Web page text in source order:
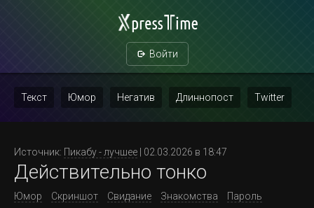
Войти
Текст Юмор Негатив Длиннопост Twitter
Повтор
Источник: Пикабу - лучшее | 02.03.2026 в 18:47
Действительно тонко
Юмор Скриншот Свидание Знакомства
Пароль